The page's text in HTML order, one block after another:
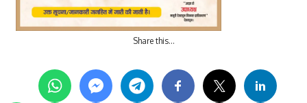
Share this…